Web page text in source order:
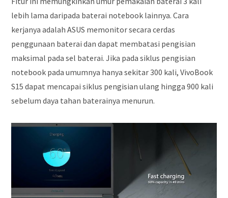
lebih lama daripada baterai notebook lainnya. Cara
kerjanya adalah ASUS memonitor secara cerdas
penggunaan baterai dan dapat membatasi pengisian
maksimal pada sel baterai. Jika pada siklus pengisian
notebook pada umumnya hanya sekitar 300 kali, VivoBook
S15 dapat mencapai siklus pengisian ulang hingga 900 kali
sebelum daya tahan baterainya menurun.